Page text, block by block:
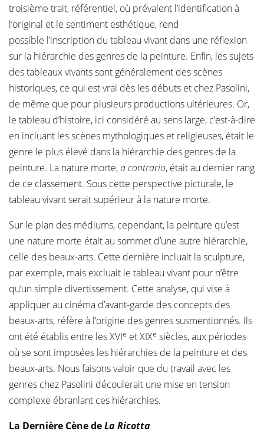
troisième trait, référentiel, où prévalent l’identification à
l’original et le sentiment esthétique, rend
possible l’inscription du tableau vivant dans une réflexion
sur la hiérarchie des genres de la peinture. Enfin, les sujets
des tableaux vivants sont généralement des scènes
historiques, ce qui est vrai dès les débuts et chez Pasolini,
de même que pour plusieurs productions ultérieures. Or,
le tableau d’histoire, ici considéré au sens large, c’est-à-dire
en incluant les scènes mythologiques et religieuses, était le
genre le plus élevé dans la hiérarchie des genres de la
peinture. La nature morte,a contrario, était au dernier rang
de ce classement. Sous cette perspective picturale, le
tableau vivant serait supérieur à la nature morte.
Sur le plan des médiums, cependant, la peinture qu’est
une nature morte était au sommet d’une autre hiérarchie,
celle des beaux-arts. Cette dernière incluait la sculpture,
par exemple, mais excluait le tableau vivant pour n’être
qu’un simple divertissement. Cette analyse, qui vise à
appliquer au cinéma d’avant-garde des concepts des
beaux-arts, réfère à l’origine des genres susmentionnés. Ils
ont été établis entre les XVIe et XIXe siècles, aux périodes
où se sont imposées les hiérarchies de la peinture et des
beaux-arts. Nous faisons valoir que du travail avec les
genres chez Pasolini découlerait une mise en tension
complexe ébranlant ces hiérarchies.
La Dernière Cène deLa Ricotta